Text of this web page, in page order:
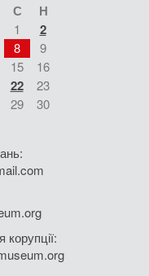
С Н
1 2
8
9
15
16
22
23
29
30
корупції: